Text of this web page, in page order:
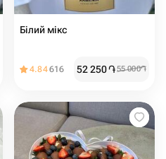
Білий мікс
4.84616 52 250֏55 000֏